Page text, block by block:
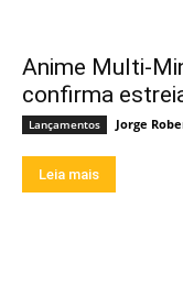
Anime Multi-
confirma
Lançamentos Jorge
Leia mais